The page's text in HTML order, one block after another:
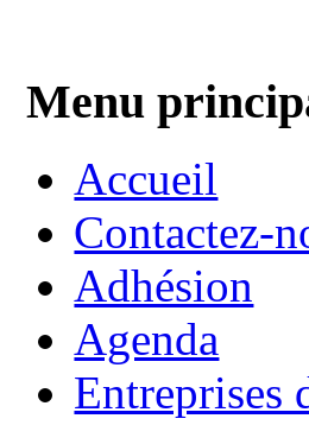
Menu
Accueil
Contactez-
Adhésion
Agenda
Entreprises